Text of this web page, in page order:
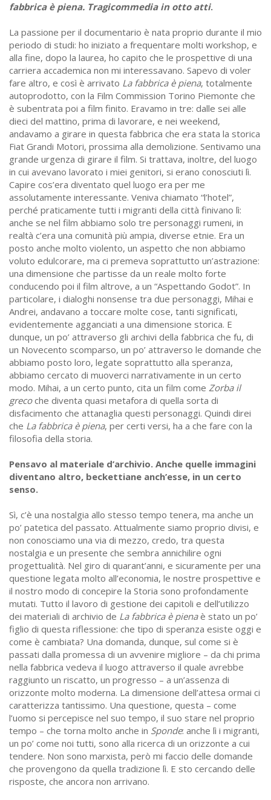
fabbrica è piena. Tragicommedia in otto atti.
La passione per il documentario è nata proprio durante il mio
periodo di studi: ho iniziato a frequentare molti workshop, e
alla fine, dopo la laurea, ho capito che le prospettive di una
carriera accademica non mi interessavano. Sapevo di voler
fare altro, e così è arrivato La fabbrica è piena, totalmente
autoprodotto, con la Film Commission Torino Piemonte che
è subentrata poi a film finito. Eravamo in tre: dalle sei alle
dieci del mattino, prima di lavorare, e nei weekend,
andavamo a girare in questa fabbrica che era stata la storica
Fiat Grandi Motori, prossima alla demolizione. Sentivamo una
grande urgenza di girare il film. Si trattava, inoltre, del luogo
in cui avevano lavorato i miei genitori, si erano conosciuti lì.
Capire cos’era diventato quel luogo era per me
assolutamente interessante. Veniva chiamato “l’hotel”,
perché praticamente tutti i migranti della città finivano lì:
anche se nel film abbiamo solo tre personaggi rumeni, in
realtà c’era una comunità più ampia, diverse etnie. Era un
posto anche molto violento, un aspetto che non abbiamo
voluto edulcorare, ma ci premeva soprattutto un’astrazione:
una dimensione che partisse da un reale molto forte
conducendo poi il film altrove, a un “Aspettando Godot”. In
particolare, i dialoghi nonsense tra due personaggi, Mihai e
Andrei, andavano a toccare molte cose, tanti significati,
evidentemente agganciati a una dimensione storica. E
dunque, un po’ attraverso gli archivi della fabbrica che fu, di
un Novecento scomparso, un po’ attraverso le domande che
abbiamo posto loro, legate soprattutto alla speranza,
abbiamo cercato di muoverci narrativamente in un certo
modo. Mihai, a un certo punto, cita un film come Zorba il
grecoche diventa quasi metafora di quella sorta di
disfacimento che attanaglia questi personaggi. Quindi direi
che La fabbrica è piena, per certi versi, ha a che fare con la
filosofia della storia.
Pensavo al materiale d’archivio. Anche quelle immagini
diventano altro, beckettiane anch’esse, in un certo
senso.
Sì, c’è una nostalgia allo stesso tempo tenera, ma anche un
po’ patetica del passato. Attualmente siamo proprio divisi, e
non conosciamo una via di mezzo, credo, tra questa
nostalgia e un presente che sembra annichilire ogni
progettualità. Nel giro di quarant’anni, e sicuramente per una
questione legata molto all’economia, le nostre prospettive e
il nostro modo di concepire la Storia sono profondamente
mutati. Tutto il lavoro di gestione dei capitoli e dell’utilizzo
dei materiali di archivio de La fabbrica è pienaè stato un po’
figlio di questa riflessione: che tipo di speranza esiste oggi e
come è cambiata? Una domanda, dunque, sul come si è
passati dalla promessa di un avvenire migliore – da chi prima
nella fabbrica vedeva il luogo attraverso il quale avrebbe
raggiunto un riscatto, un progresso – a un’assenza di
orizzonte molto moderna. La dimensione dell’attesa ormai ci
caratterizza tantissimo. Una questione, questa – come
l’uomo si percepisce nel suo tempo, il suo stare nel proprio
tempo – che torna molto anche in Sponde: anche lì i migranti,
un po’ come noi tutti, sono alla ricerca di un orizzonte a cui
tendere. Non sono marxista, però mi faccio delle domande
che provengono da quella tradizione lì. E sto cercando delle
risposte, che ancora non arrivano.